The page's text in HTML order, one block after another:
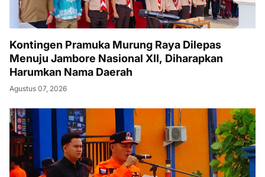
Kontingen Pramuka Murung Raya Dilepas
Menuju Jambore Nasional XII, Diharapkan
Harumkan Nama Daerah
Agustus 07, 2026